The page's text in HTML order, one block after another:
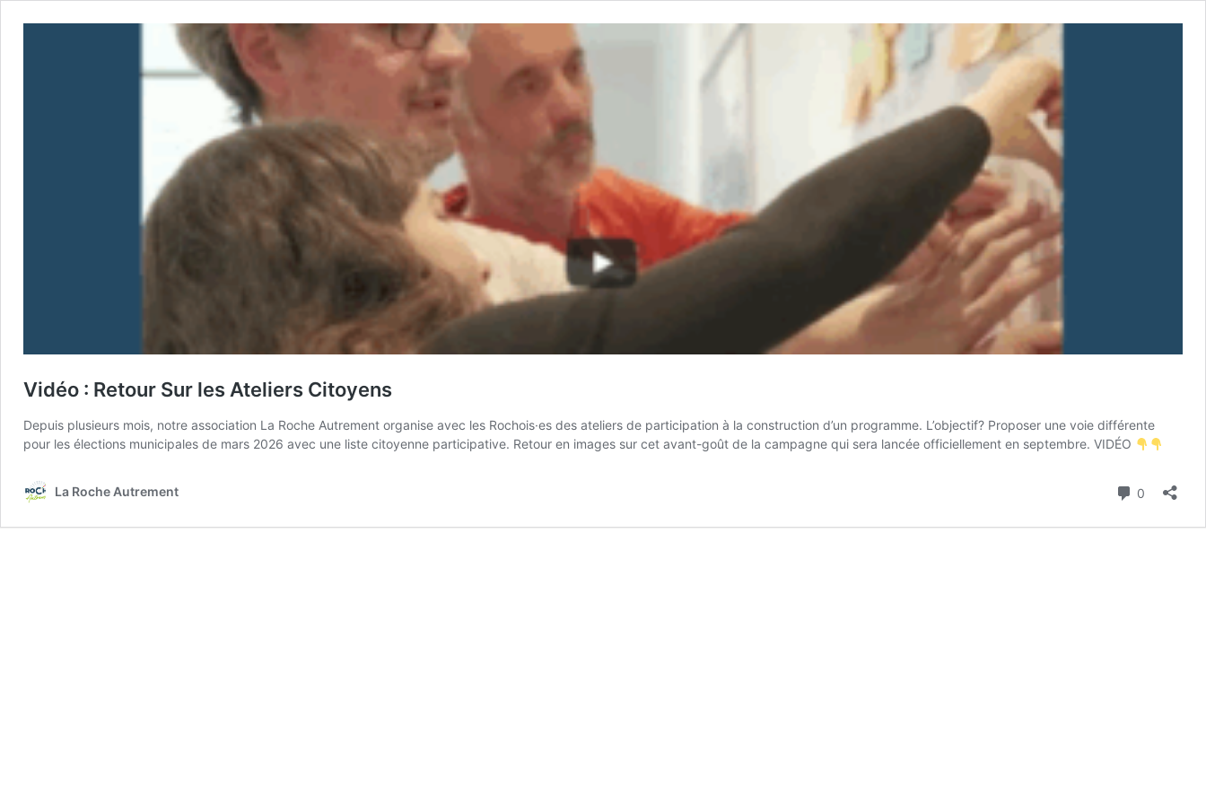
Vidéo : Retour Sur les Ateliers Citoyens
Depuis plusieurs mois, notre association La Roche Autrement organise avec les Rochois·es des ateliers de participation à la construction d’un programme. L’objectif? Proposer une voie différente
pour les élections municipales de mars 2026 avec une liste citoyenne participative. Retour en images sur cet avant-goût de la campagne qui sera lancée officiellement en septembre. VIDÉO
La Roche Autrement 0